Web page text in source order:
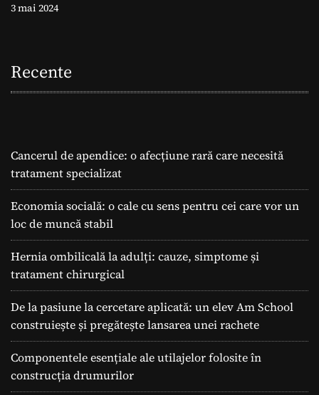
3 mai 2024
Recente
Cancerul de apendice: o afecțiune rară care necesită
tratament specializat
Economia socială: o cale cu sens pentru cei care vor un
loc de muncă stabil
Hernia ombilicală la adulți: cauze, simptome și
tratament chirurgical
De la pasiune la cercetare aplicată: un elev Am School
construiește și pregătește lansarea unei rachete
Componentele esențiale ale utilajelor folosite în
construcția drumurilor